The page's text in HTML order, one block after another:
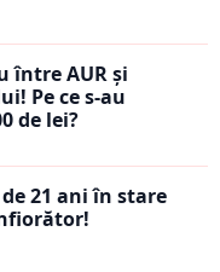
între AUR și
Pe ce s-au
de lei?
de 21 ani în stare